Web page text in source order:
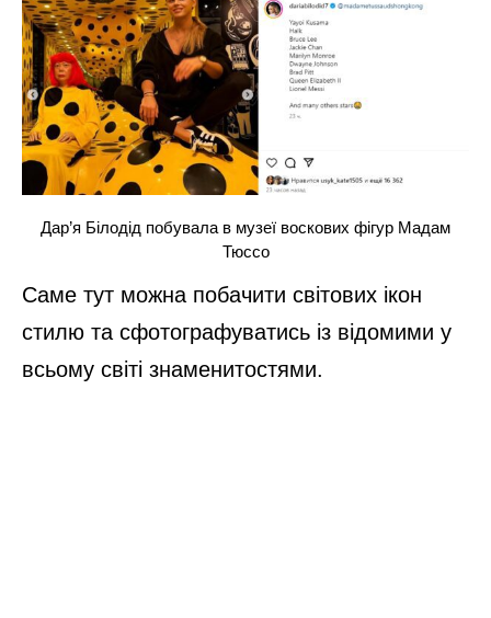
Дар’я Білодід побувала в музеї воскових фігур Мадам
Тюссо
Саме тут можна побачити світових ікон
стилю та сфотографуватись із відомими у
всьому світі знаменитостями.